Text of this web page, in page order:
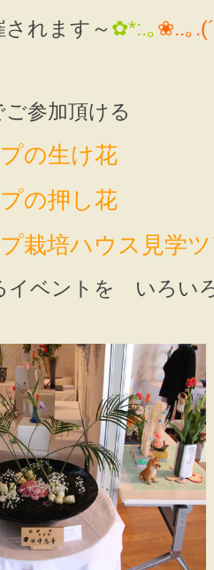
れます～ ✿*:.｡❀..｡
参加頂ける
の生け花
の押し花
栽培ハウス見学
イベントを いろい